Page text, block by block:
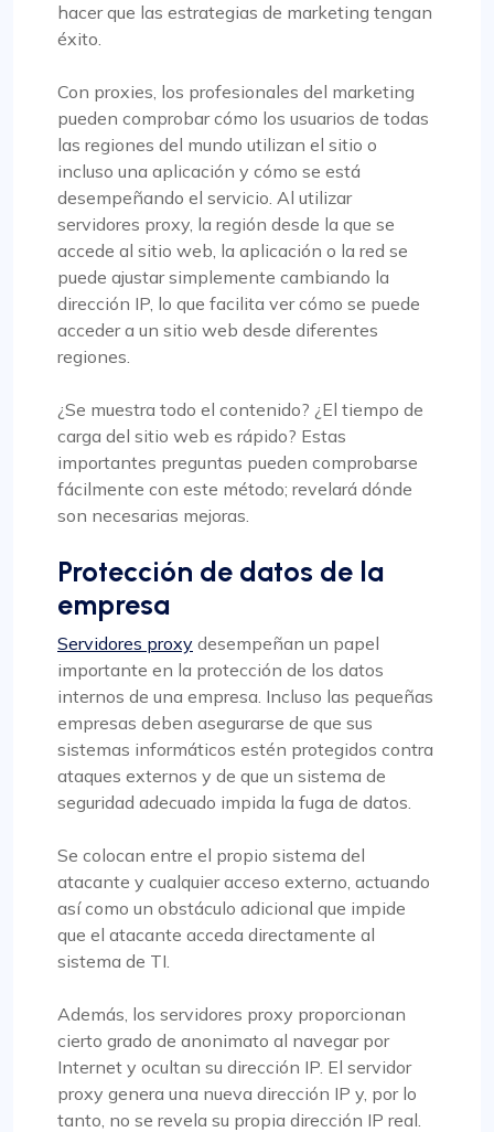
hacer que las estrategias de marketing tengan
éxito.
Con proxies, los profesionales del marketing
pueden comprobar cómo los usuarios de todas
las regiones del mundo utilizan el sitio o
incluso una aplicación y cómo se está
desempeñando el servicio. Al utilizar
servidores proxy, la región desde la que se
accede al sitio web, la aplicación o la red se
puede ajustar simplemente cambiando la
dirección IP, lo que facilita ver cómo se puede
acceder a un sitio web desde diferentes
regiones.
¿Se muestra todo el contenido? ¿El tiempo de
carga del sitio web es rápido? Estas
importantes preguntas pueden comprobarse
fácilmente con este método; revelará dónde
son necesarias mejoras.
Protección de datos de la
empresa
Servidores proxy desempeñan un papel
importante en la protección de los datos
internos de una empresa. Incluso las pequeñas
empresas deben asegurarse de que sus
sistemas informáticos estén protegidos contra
ataques externos y de que un sistema de
seguridad adecuado impida la fuga de datos.
Se colocan entre el propio sistema del
atacante y cualquier acceso externo, actuando
así como un obstáculo adicional que impide
que el atacante acceda directamente al
sistema de TI.
Además, los servidores proxy proporcionan
cierto grado de anonimato al navegar por
Internet y ocultan su dirección IP. El servidor
proxy genera una nueva dirección IP y, por lo
tanto, no se revela su propia dirección IP real.